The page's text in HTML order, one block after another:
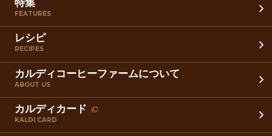
特集
FEATURES
レシピ
RECIPES
カルディコーヒーファームについて
ABOUT US
カルディカード
KALDI CARD